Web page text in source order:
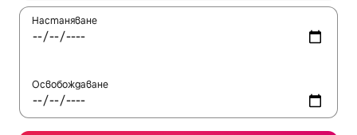
Настаняване
Освобождаване